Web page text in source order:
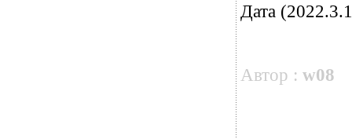
Дата
Автор : w08